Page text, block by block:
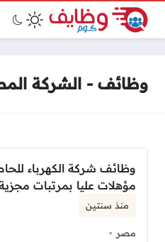
وظائف - الشركة
وظائف شركة الكهرباء
مؤهلات عليا بمرتبات
منذ سنتين
مصر